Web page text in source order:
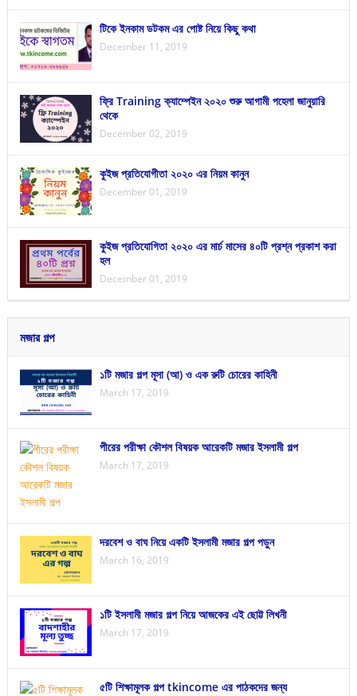
টিকে ইনকাম ডটকম এর পোষ্ট নিয়ে কিছু কথা
December 11, 2019
ফ্রি Training ক্যাম্পেইন ২০২০ শুরু আগামী পহেলা জানুয়ারি
থেকে
December 02, 2019
কুইজ প্রতিযোগীতা ২০২০ এর নিয়ম কানুন
December 01, 2019
কুইজ প্রতিযোগিতা ২০২০ এর মার্চ মাসের ৪০টি প্রশ্ন প্রকাশ করা
হল
December 01, 2019
মজার গল্প
১টি মজার গল্প মূসা (আ) ও এক রুটি চোরের কাহিনী
March 17, 2019
পীরের পরীক্ষা কৌশল বিষয়ক আরেকটি মজার ইসলামী গল্প
March 17, 2019
দরবেশ ও বাঘ নিয়ে একটি ইসলামী মজার গল্প পড়ুন
March 16, 2019
১টি ইসলামী মজার গল্প নিয়ে আজকের এই ছোট্ট লিখনী
March 17, 2019
৫টি শিক্ষামূলক গল্প tkincome এর পাঠকদের জন্য